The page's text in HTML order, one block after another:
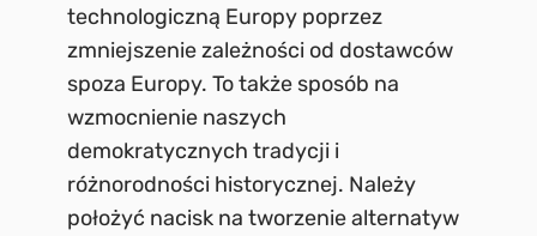
technologiczną Europy poprzez
zmniejszenie zależności od dostawców
spoza Europy. To także sposób na
wzmocnienie naszych
demokratycznych tradycji i
różnorodności historycznej. Należy
położyć nacisk na tworzenie alternatyw